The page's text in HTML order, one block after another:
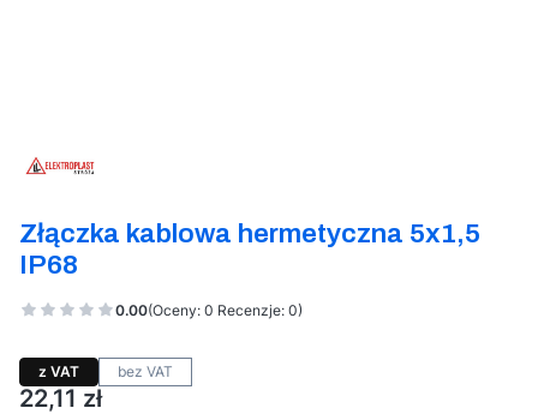
Złączka kablowa hermetyczna 5x1,5
IP68
0.00(Oceny: 0 Recenzje: 0)
z VAT bez VAT
Cena
22,11 zł